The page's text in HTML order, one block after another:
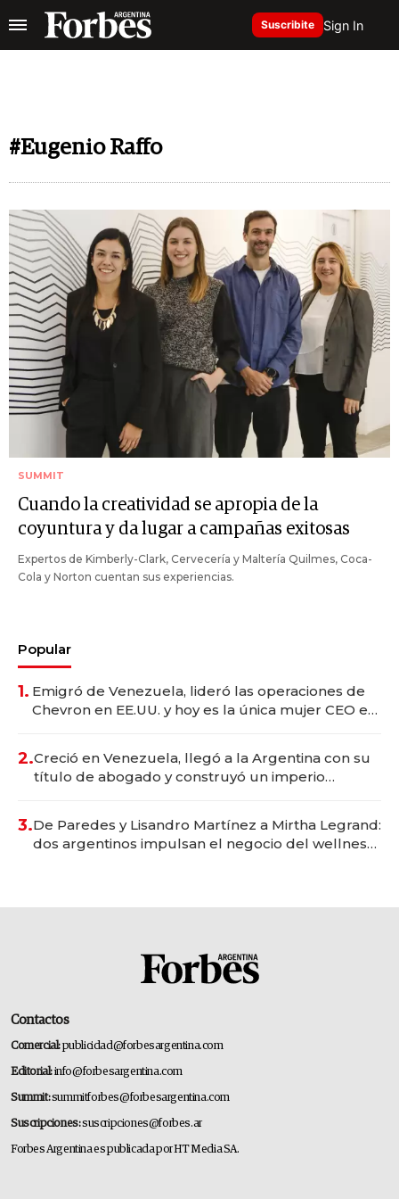
Suscribite Sign In
#Eugenio Raffo
SUMMIT
Cuando la creatividad se apropia de la
coyuntura y da lugar a campañas exitosas
Expertos de Kimberly-Clark, Cervecería y Maltería Quilmes, Coca-
Cola y Norton cuentan sus experiencias.
Popular
1. Emigró de Venezuela, lideró las operaciones de
Chevron en EE.UU. y hoy es la única mujer CEO en
2.Creció en Venezuela, llegó a la Argentina con su
título de abogado y construyó un imperio
3.De Paredes y Lisandro Martínez a Mirtha Legrand:
dos argentinos impulsan el negocio del wellness
Contactos
Comercial:publicidad@forbesargentina.com
Editorial:info@forbesargentina.com
Summit:summitforbes@forbesargentina.com
Suscripciones:suscripciones@forbes.ar
Forbes Argentina es publicada por HT Media SA.